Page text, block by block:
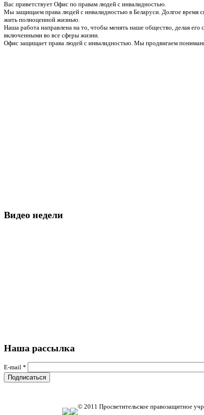
Вас приветствует Офис по правам людей с инвалидностью.
Мы защищаем права людей с инвалидностью в Беларуси. Долгое время
жить полноценной жизнью.
Наша работа направлена на то, чтобы менять наше общество, делая
включенными во все сферы жизни.
Офис защищает права людей с инвалидностью. Мы продвигаем
Видео недели
Наша рассылка
E-mail *
© 2011 Просветительское правозащитное